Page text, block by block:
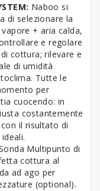
Naboo si
di selezionare la
+ aria calda,
e regolare
cottura; rilevare e
di umidità
Tutte le
per
cuocendo: in
costantemente
il risultato di
Multipunto di
cottura al
ad ago per
(optional).